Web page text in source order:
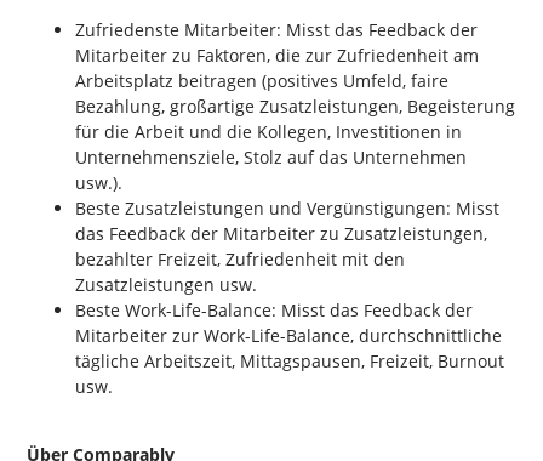
Zufriedenste Mitarbeiter: Misst das Feedback der
Mitarbeiter zu Faktoren, die zur Zufriedenheit am
Arbeitsplatz beitragen (positives Umfeld, faire
Bezahlung, großartige Zusatzleistungen, Begeisterung
für die Arbeit und die Kollegen, Investitionen in
Unternehmensziele, Stolz auf das Unternehmen
usw.).
Beste Zusatzleistungen und Vergünstigungen: Misst
das Feedback der Mitarbeiter zu Zusatzleistungen,
bezahlter Freizeit, Zufriedenheit mit den
Zusatzleistungen usw.
Beste Work-Life-Balance: Misst das Feedback der
Mitarbeiter zur Work-Life-Balance, durchschnittliche
tägliche Arbeitszeit, Mittagspausen, Freizeit, Burnout
usw.
Über Comparably